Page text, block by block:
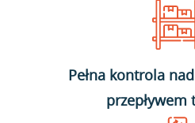
Pełna kontrola
przepływem